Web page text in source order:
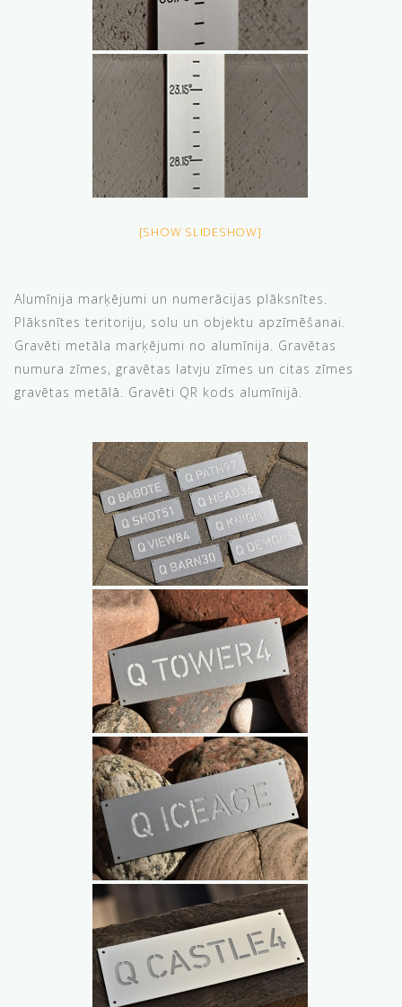
[SHOW SLIDESHOW]
Alumīnija marķējumi un numerācijas plāksnītes.
Plāksnītes teritoriju, solu un objektu apzīmēšanai.
Gravēti metāla marķējumi no alumīnija. Gravētas
numura zīmes, gravētas latvju zīmes un citas zīmes
gravētas metālā. Gravēti QR kods alumīnijā.